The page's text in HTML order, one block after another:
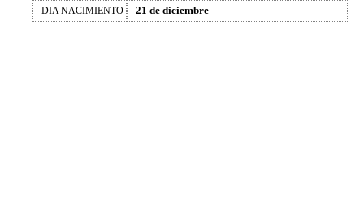
DIA NACIMIENTO 21 de diciembre